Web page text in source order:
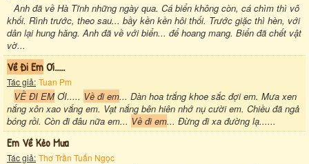
Anh đã về Hà Tĩnh những ngày qua. Cá biển không còn, cá chìm thì vô
khối. Rình trước, theo sau... bầy kền kền hôi thối. Trước giặc thì hèn, với
dân lại hung hăng. Anh đã về với biển... để hoang mang. Biển đã chết vật
vờ...
Về Đi EmƠi.....
Tác giả: Tuan Pm
VỀ ĐI EMƠI..... Về đi em... Dàn hoa trắng khoe sắc đợi em. Mưa xen
nắng xôn xao vắng em. Vạt nắng bên hiên nhớ nụ cười em. Chiều đã ngả
bóng rồi. Còn đi đâu nữa em... Về đi em... Đừng đi xa đường lạ......
Em Về Kẻo Mưa
Tác giả: Thơ Trần Tuấn Ngọc